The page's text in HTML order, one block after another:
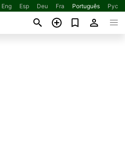
Eng Esp Deu Fra Português Рус